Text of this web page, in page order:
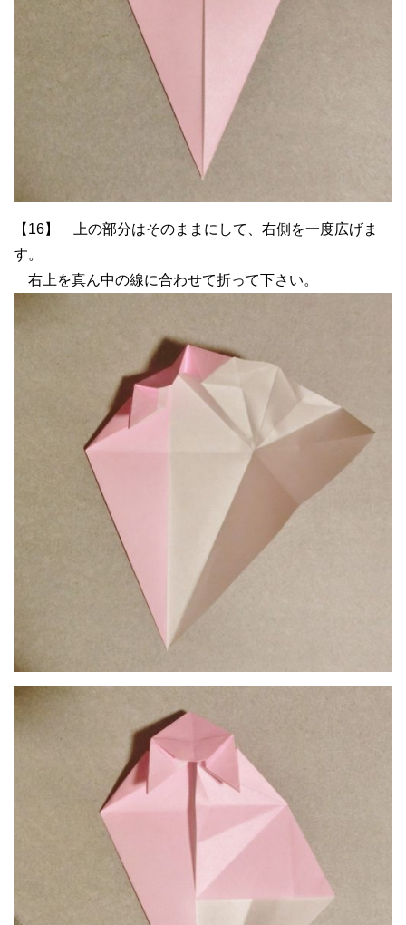
【16】 上の部分はそのままにして、右側を一度広げま
す。
右上を真ん中の線に合わせて折って下さい。